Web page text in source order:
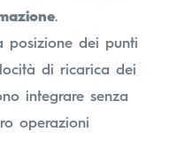
.
posizione dei punti
di ricarica dei
integrare senza
operazioni